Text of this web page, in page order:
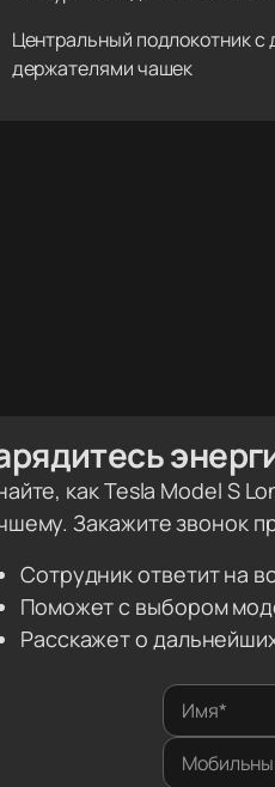
Центральный подлокотник с
держателями чашек
как Tesla Model S
Закажите звонок
Сотрудник ответит на
Поможет с выбором
Расскажет о
Имя*